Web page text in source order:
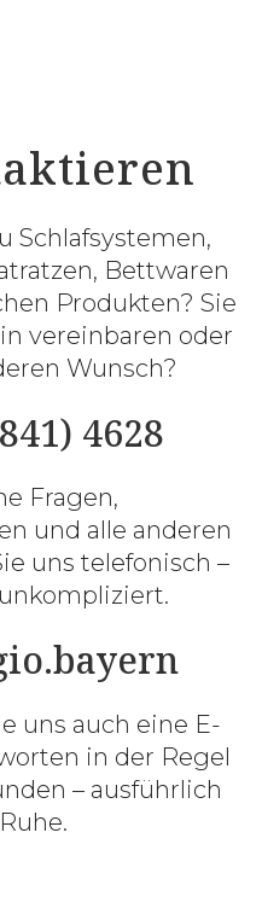
Schlafsystemen,
Bettwaren
Produkten? Sie
vereinbaren oder
Wunsch?
4628
Fragen,
und alle anderen
uns telefonisch –
uns auch eine E-
in der Regel
– ausführlich